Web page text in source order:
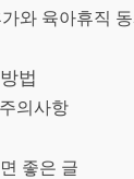
와 육아휴직
법
주의사항
좋은 글